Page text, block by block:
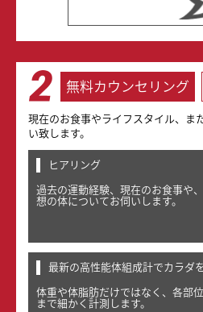
無料カウンセリング
現在のお食事やライフスタイル、ま
い致します。
ヒアリング
過去の運動経験、現在のお食事や
想の体についてお伺いします。
最新の高性能体組成計でカラダ
体重や体脂肪だけではなく、各部
まで細かく計測します。